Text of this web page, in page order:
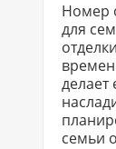
Номер
для
времени и
семьи